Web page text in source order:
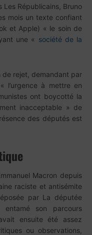
Républicains, Bruno
mois un texte confiant
et Apple) « le soin de
une « société de la
de rejet, demandant par
l’urgence à mettre en
ont boycotté la
inacceptable » de
des députés est
Macron depuis
raciste et antisémite
par La députée
son parcours
ensuite été assez
ou observations,